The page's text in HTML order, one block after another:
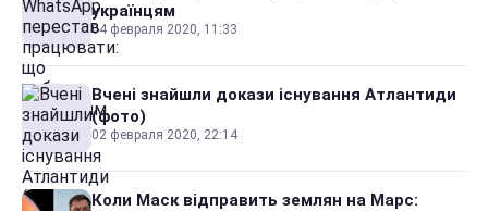
українцям
04 февраля 2020, 11:33
Вчені знайшли докази існування Атлантиди
(фото)
02 февраля 2020, 22:14
Коли Маск відправить землян на Марс: